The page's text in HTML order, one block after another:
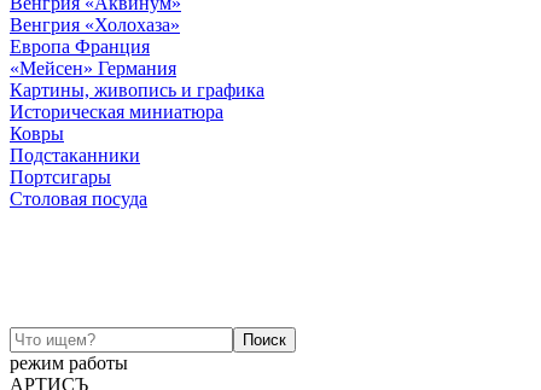
Венгрия «Холохаза»
Европа Франция
«Мейсен» Германия
Картины, живопись и графика
Историческая миниатюра
Ковры
Подстаканники
Портсигары
Столовая посуда
режим работы
АРТИСЪ